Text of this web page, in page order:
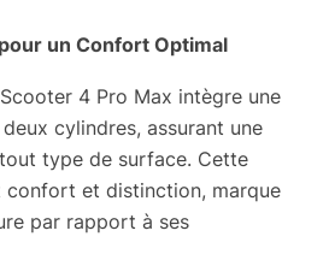
un Confort Optimal
4 Pro Max intègre une
cylindres, assurant une
type de surface. Cette
confort et distinction, marque
par rapport à ses